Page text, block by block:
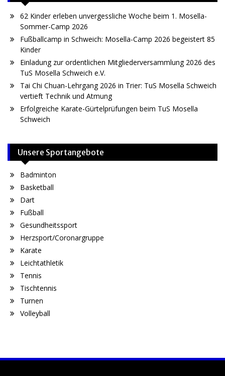
62 Kinder erleben unvergessliche Woche beim 1. Mosella-
Sommer-Camp 2026
Fußballcamp in Schweich: Mosella-Camp 2026 begeistert 85
Kinder
Einladung zur ordentlichen Mitgliederversammlung 2026 des
TuS Mosella Schweich e.V.
Tai Chi Chuan-Lehrgang 2026 in Trier: TuS Mosella Schweich
vertieft Technik und Atmung
Erfolgreiche Karate-Gürtelprüfungen beim TuS Mosella
Schweich
Unsere Sportangebote
Badminton
Basketball
Dart
Fußball
Gesundheitssport
Herzsport/Coronargruppe
Karate
Leichtathletik
Tennis
Tischtennis
Turnen
Volleyball